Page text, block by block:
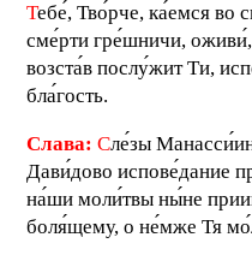
Тебе́, Тво́рче, ка́емся во
сме́рти гре́шничи,
возста́в послу́жит Ти,
бла́гость.
Слава: Сле́зы
Дави́дово испове́дание
на́ши моли́твы ны́не
боля́щему, о не́мже Тя